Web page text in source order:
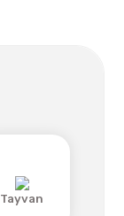
Tayvan